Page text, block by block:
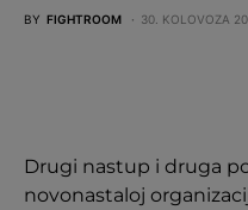
BY FIGHTROOM 30. KOLOVOZA
Drugi nastup i druga
novonastaloj